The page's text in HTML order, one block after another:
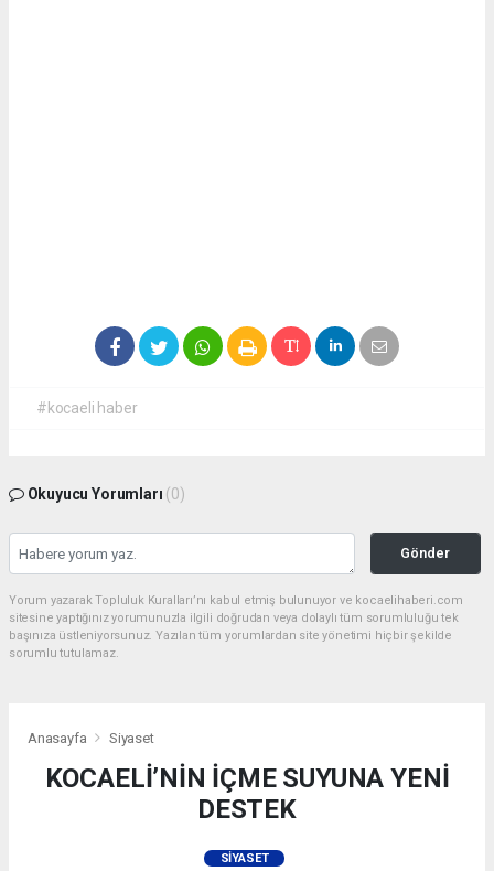
#kocaeli haber
Okuyucu Yorumları (0)
Gönder
Yorum yazarak Topluluk Kuralları’nı kabul etmiş bulunuyor ve kocaelihaberi.com
sitesine yaptığınız yorumunuzla ilgili doğrudan veya dolaylı tüm sorumluluğu tek
başınıza üstleniyorsunuz. Yazılan tüm yorumlardan site yönetimi hiçbir şekilde
sorumlu tutulamaz.
Anasayfa Siyaset
KOCAELİ’NİN İÇME SUYUNA YENİ
DESTEK
SIYASET